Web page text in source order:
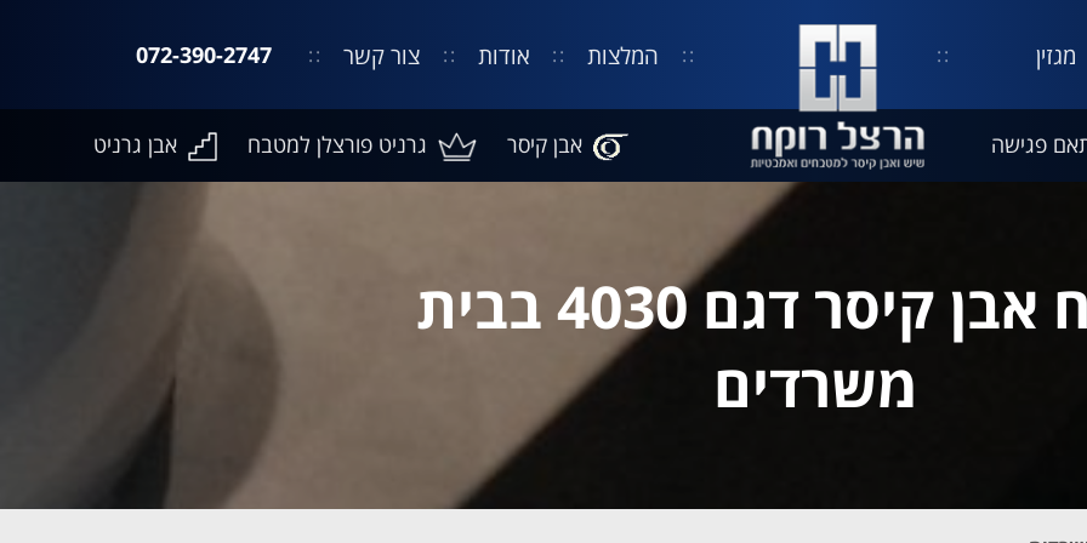
מגזין
פגישה
המלצות אודות צור קשר 072-390-2747
אבן קיסר גרניט פורצלן למטבח אבן גרניט
משטח אבן קיסר דגם 4030 בבית
משרדים